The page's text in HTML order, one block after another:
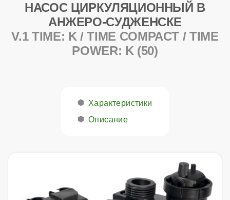
НАСОС ЦИРКУЛЯЦИОННЫЙ В
АНЖЕРО-СУДЖЕНСКЕ
V.1 TIME: K / TIME COMPACT / TIME
POWER: K (50)
Характеристики
Описание